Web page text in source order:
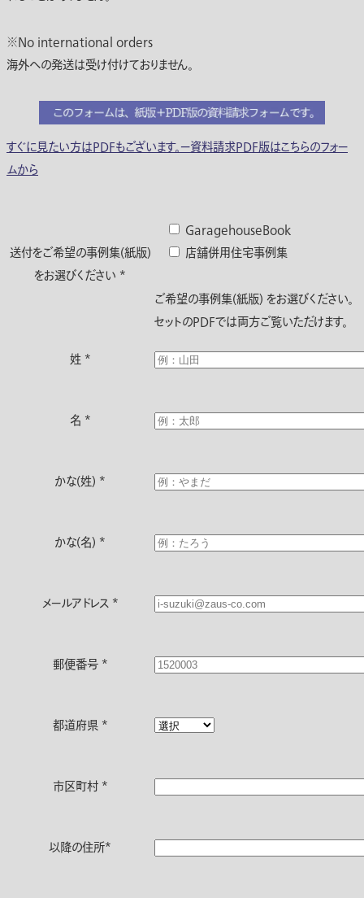
※No international orders
海外への発送は受け付けておりません。
すぐに見たい方はPDFもございます。ー資料請求PDF版はこちらのフォー
ムから
送付をご希望の事例集(紙版)
をお選びください *
GaragehouseBook
店舗併用住宅事例集
ご希望の事例集(紙版) をお選びください。
セットのPDFでは両方ご覧いただけます。
姓 *
名 *
かな(姓) *
かな(名) *
メールアドレス *
郵便番号 *
都道府県 *
市区町村 *
以降の住所*